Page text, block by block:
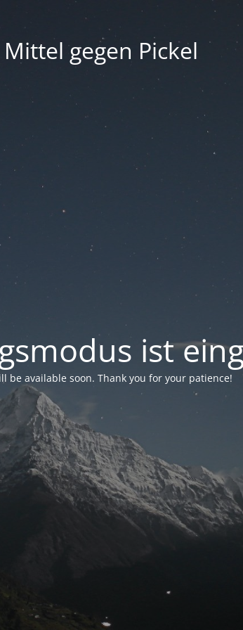
Mittel gegen Pickel
ist
be available soon. Thank you for your patience!